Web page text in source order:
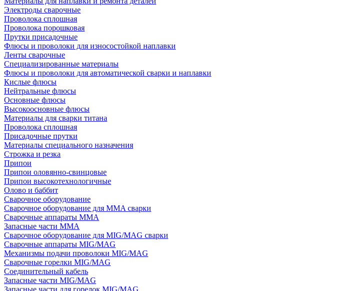
Электроды сварочные
Проволока сплошная
Проволока порошковая
Прутки присадочные
Флюсы и проволоки для износостойкой наплавки
Ленты сварочные
Специализированные материалы
Флюсы и проволоки для автоматической сварки и наплавки
Кислые флюсы
Нейтральные флюсы
Основные флюсы
Высокоосновные флюсы
Материалы для сварки титана
Проволока сплошная
Присадочные прутки
Материалы специального назначения
Строжка и резка
Припои
Припои оловянно-свинцовые
Припои высокотехнологичные
Олово и баббит
Сварочное оборудование
Сварочное оборудование для MMA сварки
Сварочные аппараты MMA
Запасные части MMA
Сварочное оборудование для MIG/MAG сварки
Сварочные аппараты MIG/MAG
Механизмы подачи проволоки MIG/MAG
Сварочные горелки MIG/MAG
Соединительный кабель
Запасные части MIG/MAG
Запасные части для горелок MIG/MAG